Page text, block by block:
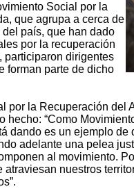
Social por la
que agrupa a cerca de
país, que han dado
por la recuperación
participaron dirigentes
forman parte de dicho
por la Recuperación del
hecho: “Como
dando es un ejemplo
adelante una pelea
al movimiento.
nuestros